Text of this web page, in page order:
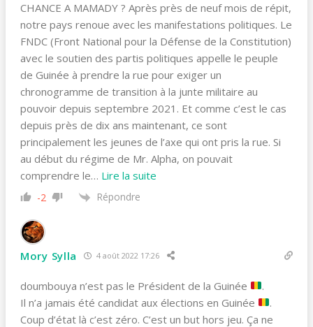
CHANCE A MAMADY ? Après près de neuf mois de répit,
notre pays renoue avec les manifestations politiques. Le
FNDC (Front National pour la Défense de la Constitution)
avec le soutien des partis politiques appelle le peuple
de Guinée à prendre la rue pour exiger un
chronogramme de transition à la junte militaire au
pouvoir depuis septembre 2021. Et comme c’est le cas
depuis près de dix ans maintenant, ce sont
principalement les jeunes de l’axe qui ont pris la rue. Si
au début du régime de Mr. Alpha, on pouvait
comprendre le… Lire la suite
-2 Répondre
Mory Sylla 4 août 2022 17:26
doumbouya n’est pas le Président de la Guinée
.
Il n’a jamais été candidat aux élections en Guinée
.
Coup d’état là c’est zéro. C’est un but hors jeu. Ça ne